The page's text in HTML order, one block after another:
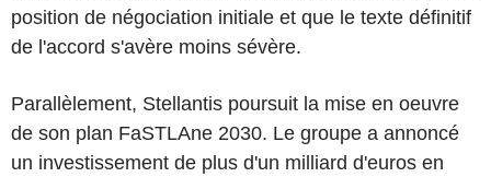
position de négociation initiale et que le texte définitif
de l'accord s'avère moins sévère.
Parallèlement, Stellantis poursuit la mise en oeuvre
de son plan FaSTLAne 2030. Le groupe a annoncé
un investissement de plus d'un milliard d'euros en